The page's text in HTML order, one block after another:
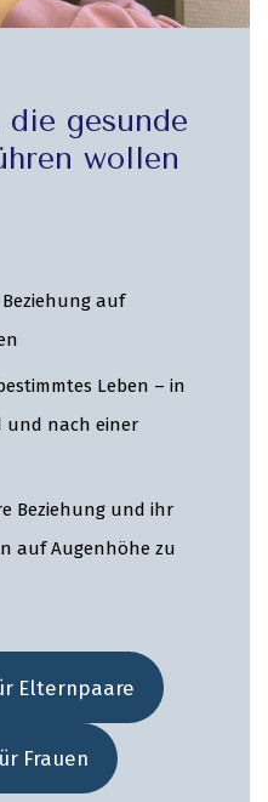
die gesunde
wollen
auf
Leben – in
und nach einer
Beziehung und ihr
auf Augenhöhe zu
Elternpaare
Frauen